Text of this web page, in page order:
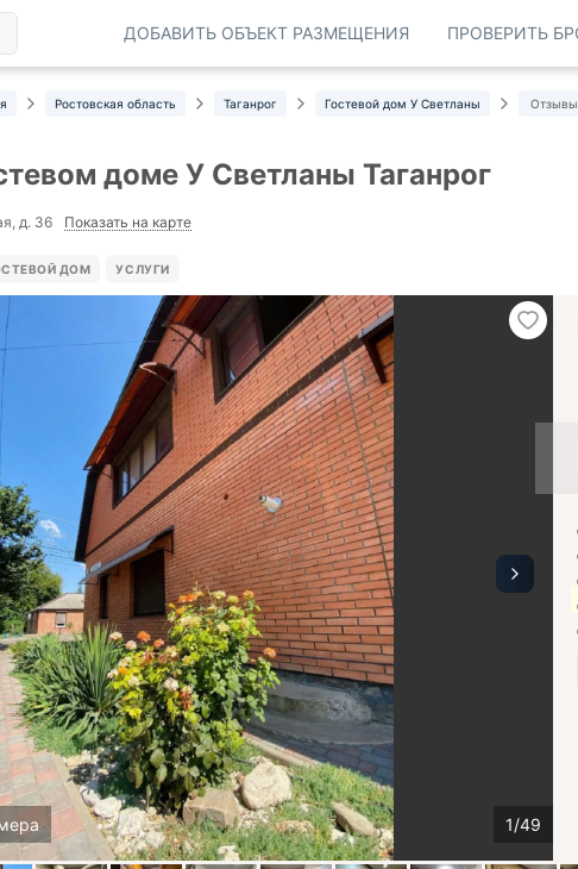
ПРОВЕРИТЬ
ДОБАВИТЬ ОБЪЕКТ РАЗМЕЩЕНИЯ
Ростовская область Таганрог Гостевой дом У Светланы Отзывы
доме У Светланы Таганрог
д. 36 Показать на карте
ДОМ УСЛУГИ